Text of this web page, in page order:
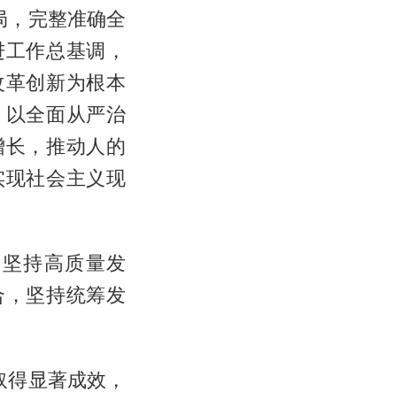
，完整准确全
作总基调，
创新为根本
全面从严治
，推动人的
社会主义现
持高质量发
坚持统筹发
显著成效，